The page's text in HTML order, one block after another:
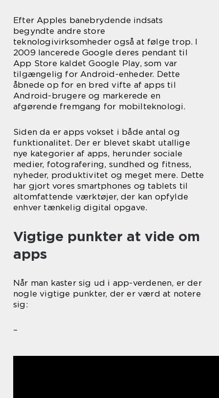
Efter Apples banebrydende indsats
begyndte andre store
teknologivirksomheder også at følge trop. I
2009 lancerede Google deres pendant til
App Store kaldet Google Play, som var
tilgængelig for Android-enheder. Dette
åbnede op for en bred vifte af apps til
Android-brugere og markerede en
afgørende fremgang for mobilteknologi.
Siden da er apps vokset i både antal og
funktionalitet. Der er blevet skabt utallige
nye kategorier af apps, herunder sociale
medier, fotografering, sundhed og fitness,
nyheder, produktivitet og meget mere. Dette
har gjort vores smartphones og tablets til
altomfattende værktøjer, der kan opfylde
enhver tænkelig digital opgave.
Vigtige punkter at vide om
apps
Når man kaster sig ud i app-verdenen, er der
nogle vigtige punkter, der er værd at notere
sig:
–